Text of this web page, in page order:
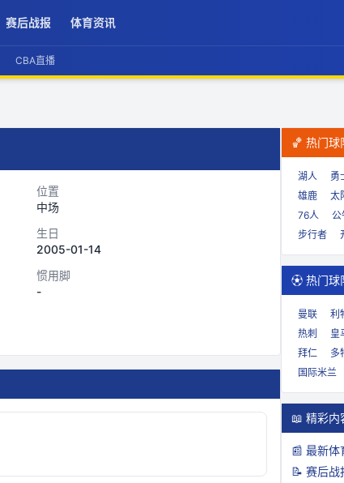
赛后战报 体育资讯
CBA直播
位置
中场
生日
2005-01-14
惯用脚
-
🏀 热门球
湖人 勇
雄鹿
太
76人
公
步行者
⚽ 热门球
曼联 利
热刺
皇
拜仁
多
国际米兰
📖 精彩内
📰 最新体
📝 赛后战